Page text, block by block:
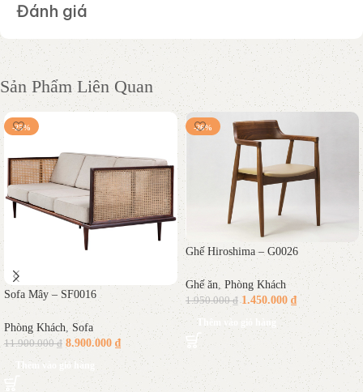
Đánh giá
Sản Phẩm Liên Quan
-25%
Sofa Mây – SF0016
Phòng Khách , Sofa
11.900.000₫ 8.900.000 ₫
Thêm vào giỏ hàng
-26%
Ghế Hiroshima – G0026
Ghế ăn Phòng Khách
1.950.000₫ 1.450.000 ₫
Thêm vào giỏ hàng